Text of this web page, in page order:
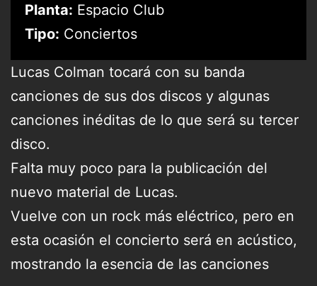
Planta: Espacio Club
Tipo: Conciertos
Lucas Colman tocará con su banda
canciones de sus dos discos y algunas
canciones inéditas de lo que será su tercer
disco.
Falta muy poco para la publicación del
nuevo material de Lucas.
Vuelve con un rock más eléctrico, pero en
esta ocasión el concierto será en acústico,
mostrando la esencia de las canciones